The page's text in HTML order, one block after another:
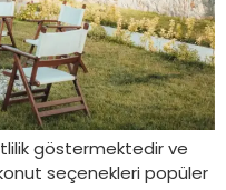
göstermektedir ve
seçenekleri popüler